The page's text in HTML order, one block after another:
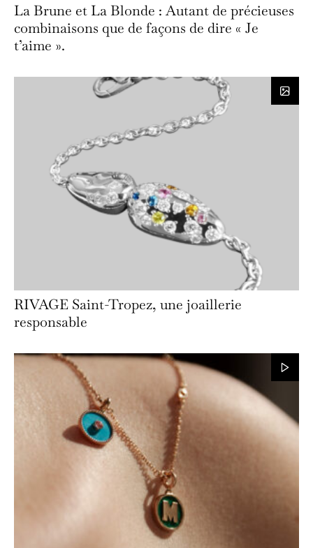
La Brune et La Blonde : Autant de précieuses
combinaisons que de façons de dire « Je
t’aime ».
RIVAGE Saint-Tropez, une joaillerie
responsable